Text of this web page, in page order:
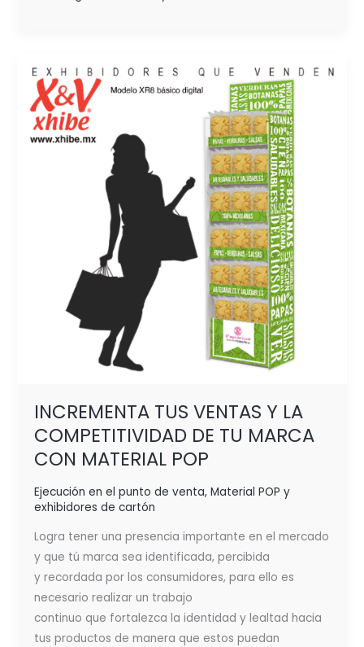
INCREMENTA TUS VENTAS Y LA
COMPETITIVIDAD DE TU MARCA
CON MATERIAL POP
Ejecución en el punto de venta, Material POP y
exhibidores de cartón
Logra tener una presencia importante en el mercado
y que tú marca sea identificada, percibida
y recordada por los consumidores, para ello es
necesario realizar un trabajo
continuo que fortalezca la identidad y lealtad hacia
tus productos de manera que estos puedan
TUS
VENTAS
Y
LA
COMPETITIVIDAD
MATERIAL